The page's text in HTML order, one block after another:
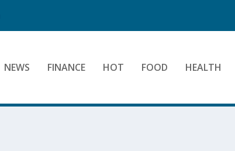
NEWS FINANCE HOT FOOD HEALTH